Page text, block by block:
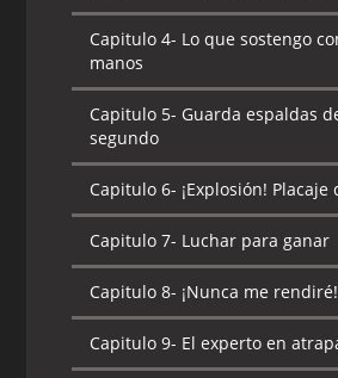
Capitulo 4- Lo que sostengo
manos
Capitulo 5- Guarda espaldas
segundo
Capitulo 6- ¡Explosión! Placaje
Capitulo 7- Luchar para ganar
Capitulo 8- ¡Nunca me rendiré!
Capitulo 9- El experto en